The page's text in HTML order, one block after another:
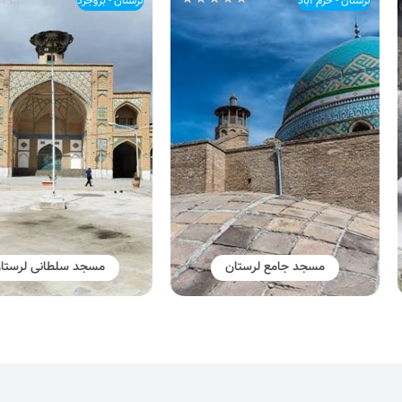
جامع لرستان مسجد سلطانی لرستان